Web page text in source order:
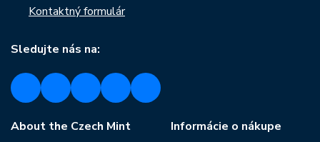
Kontaktný formulár
Sledujte nás na:
About the Czech Mint Informácie o nákupe